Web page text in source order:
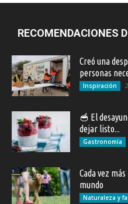
RECOMENDACIONES
Creó una
personas
Inspiración
🥣 El
dejar listo...
Gastronomía
Cada vez
mundo
Naturaleza y